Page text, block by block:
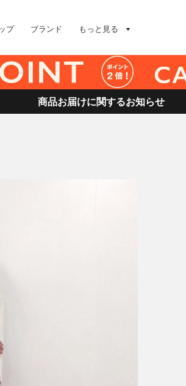
プ ブランド もっと見る
商品お届けに関するお知らせ